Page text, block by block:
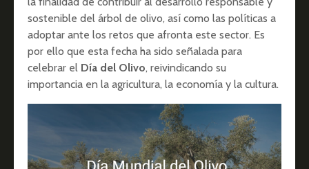
sostenible del árbol de olivo, así como las políticas a
adoptar ante los retos que afronta este sector. Es
por ello que esta fecha ha sido señalada para
celebrar el Día del Olivo, reivindicando su
importancia en la agricultura, la economía y la cultura.